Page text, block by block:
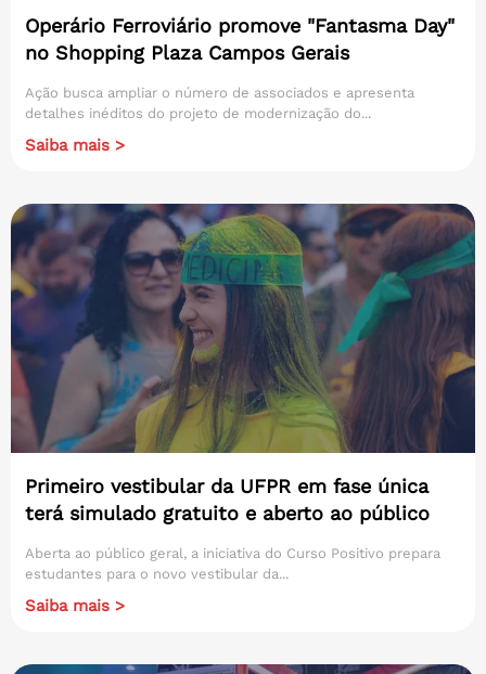
Operário Ferroviário promove "Fantasma Day"
no Shopping Plaza Campos Gerais
Ação busca ampliar o número de associados e apresenta
detalhes inéditos do projeto de modernização do...
Saiba mais >
Primeiro vestibular da UFPR em fase única
terá simulado gratuito e aberto ao público
Aberta ao público geral, a iniciativa do Curso Positivo prepara
estudantes para o novo vestibular da...
Saiba mais >